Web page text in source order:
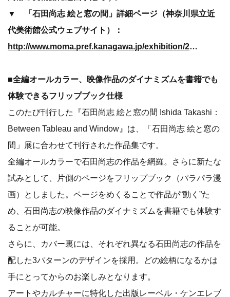
▼ 「石田尚志 絵と窓の間」詳細ページ（神奈川県立近
代美術館公式ウェブサイト）：
http://www.moma.pref.kanagawa.jp/exhibition/2024-ishida-takashi
■全編オールカラー、映像作品のダイナミズムを書籍でも
体験できるフリップブック仕様
このたび刊行した『石田尚志 絵と窓の間 Ishida Takashi：
Between Tableau and Window』は、「石田尚志 絵と窓の
間」展に合わせて刊行された作品集です。
全編オールカラーで石田尚志の作品を網羅。さらに新たな
試みとして、片側のページをフリップブック（パラパラ漫
画）としました。ページをめくることで作品が“動く”た
め、石田尚志の映像作品のダイナミズムを書籍でも体験す
ることが可能。
さらに、カバー裏には、それぞれ異なる石田尚志の作品を
配した3パターンのデザインを採用。どの絵柄になるかは
手にとってからのお楽しみとなります。
アートやカルチャーに特化した出版レーベル・ケンエレブ